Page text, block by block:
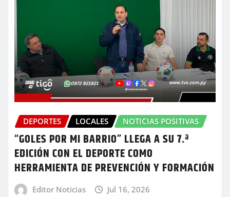
DEPORTES LOCALES NOTICIAS POSITIVAS
“GOLES POR MI BARRIO” LLEGA A SU 7.ª
EDICIÓN CON EL DEPORTE COMO
HERRAMIENTA DE PREVENCIÓN Y FORMACIÓN
Editor Noticias Jul 16, 2026